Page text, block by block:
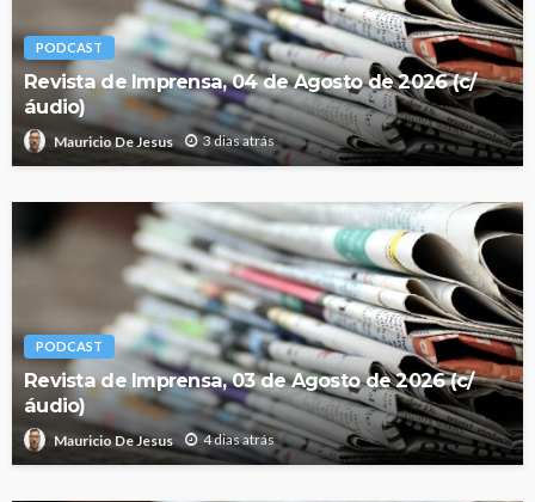
PODCAST
Revista de Imprensa, 04 de Agosto de 2026 (c/
áudio)
Mauricio De Jesus 3 dias atrás
PODCAST
Revista de Imprensa, 03 de Agosto de 2026 (c/
áudio)
Mauricio De Jesus 4 dias atrás